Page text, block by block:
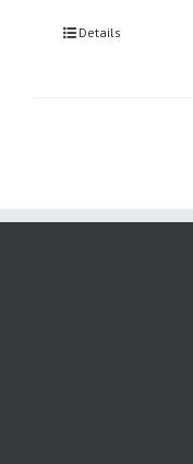
Details